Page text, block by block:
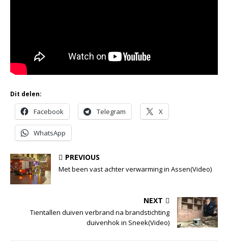
Dit delen:
Facebook Telegram X
WhatsApp
PREVIOUS
Met been vast achter verwarming in Assen(Video)
NEXT
Tientallen duiven verbrand na brandstichting
duivenhok in Sneek(Video)